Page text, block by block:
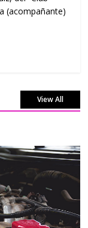
(acompañante)
View All